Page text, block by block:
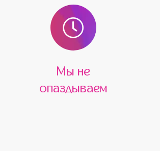
Мы не
опаздываем